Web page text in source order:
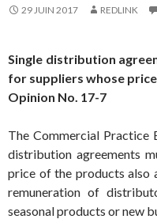
29 JUIN 2017 REDLINK
Single distribution
for suppliers whose
Opinion No. 17-7
The Commercial Practice
distribution agreements
price of the products also
remuneration of
seasonal products or new